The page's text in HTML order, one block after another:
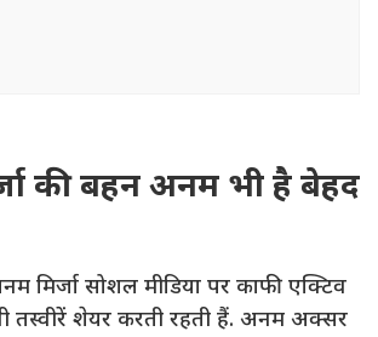
की बहन अनम भी है बेहद
मिर्जा सोशल मीडिया पर काफी एक्टिव
तस्वीरें शेयर करती रहती हैं. अनम अक्सर